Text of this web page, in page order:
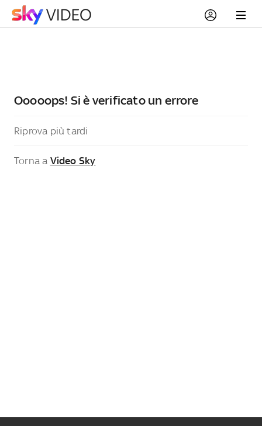
Ooooops! Si è verificato un errore
Riprova più tardi
Torna a Video Sky